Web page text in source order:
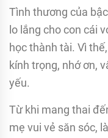
Tình thương của
lo lắng cho con cái
học thành tài. Vì
kính trọng, nhớ ơn,
yếu.
Từ khi mang thai
mẹ vui vẻ săn sóc,